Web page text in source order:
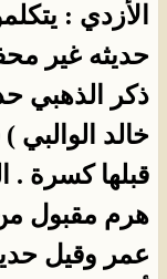
الأزدي :
حديثه غير
ذكر الذهبي
خالد
قبلها كسرة .
هرم مقبول من
عمر وقيل